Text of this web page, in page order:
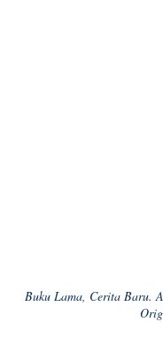
Buku Lama, Cerita Baru.